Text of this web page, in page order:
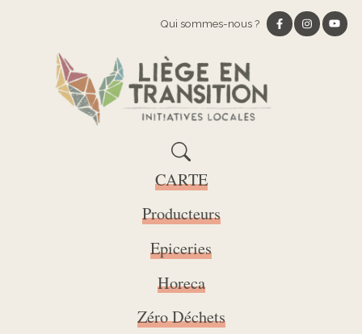
Qui sommes-nous ?
CARTE
Producteurs
Epiceries
Horeca
Zéro Déchets